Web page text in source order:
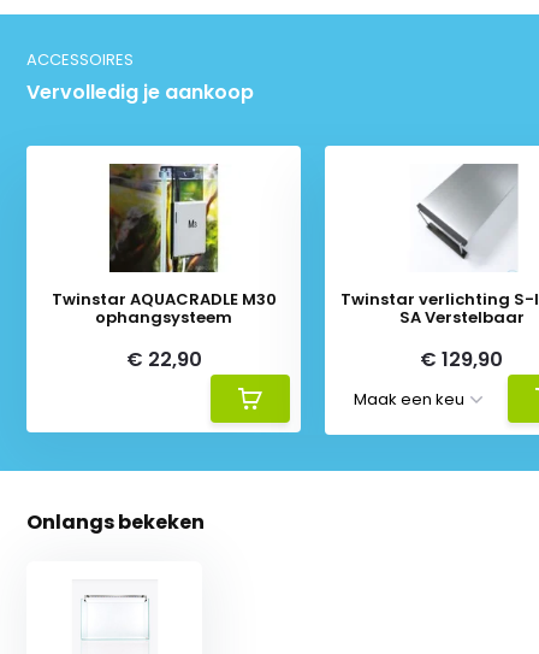
ACCESSOIRES
Vervolledig je aankoop
Twinstar AQUACRADLE M30
ophangsysteem
€ 22,90
Twinstar verlichting S-
SA Verstelbaar
€ 129,90
Onlangs bekeken